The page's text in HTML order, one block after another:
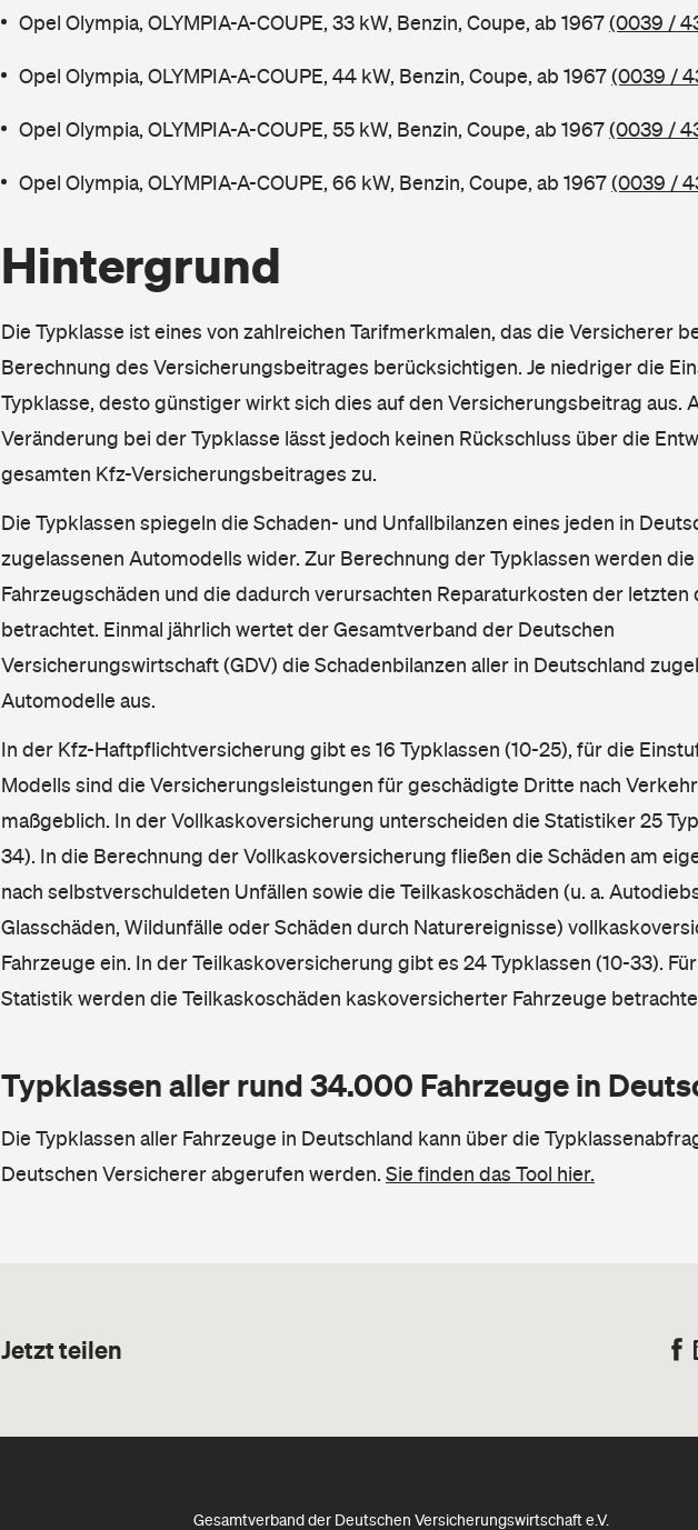
Opel Olympia, OLYMPIA-A-COUPE, 33 kW, Benzin, Coupe, ab 1967(0039 /
Opel Olympia, OLYMPIA-A-COUPE, 44 kW, Benzin, Coupe, ab 1967(0039 /
Opel Olympia, OLYMPIA-A-COUPE, 55 kW, Benzin, Coupe, ab 1967(0039 /
Opel Olympia, OLYMPIA-A-COUPE, 66 kW, Benzin, Coupe, ab 1967(0039 /
Hintergrund
Die Typklasse ist eines von zahlreichen Tarifmerkmalen, das die Versicherer
Berechnung des Versicherungsbeitrages berücksichtigen. Je niedriger die
Typklasse, desto günstiger wirkt sich dies auf den Versicherungsbeitrag aus.
Veränderung bei der Typklasse lässt jedoch keinen Rückschluss über die
gesamten Kfz-Versicherungsbeitrages zu.
Die Typklassen spiegeln die Schaden- und Unfallbilanzen eines jeden in
zugelassenen Automodells wider. Zur Berechnung der Typklassen werden die
Fahrzeugschäden und die dadurch verursachten Reparaturkosten der letzten
betrachtet. Einmal jährlich wertet der Gesamtverband der Deutschen
Versicherungswirtschaft (GDV) die Schadenbilanzen aller in Deutschland
Automodelle aus.
In der Kfz-Haftpflichtversicherung gibt es 16 Typklassen (10-25), für die
Modells sind die Versicherungsleistungen für geschädigte Dritte nach
maßgeblich. In der Vollkaskoversicherung unterscheiden die Statistiker 25
34). In die Berechnung der Vollkaskoversicherung fließen die Schäden am
nach selbstverschuldeten Unfällen sowie die Teilkaskoschäden (u. a.
Glasschäden, Wildunfälle oder Schäden durch Naturereignisse)
Fahrzeuge ein. In der Teilkaskoversicherung gibt es 24 Typklassen (10-33).
Statistik werden die Teilkaskoschäden kaskoversicherter Fahrzeuge
Typklassen aller rund 34.000 Fahrzeuge in
Die Typklassen aller Fahrzeuge in Deutschland kann über die
Deutschen Versicherer abgerufen werden. Sie finden das Tool hier.
Jetzt teilen
Gesamtverband der Deutschen Versicherungswirtschaft e.V.